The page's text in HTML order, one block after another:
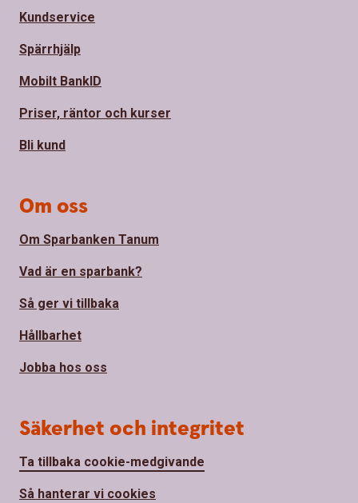
Kundservice
Spärrhjälp
Mobilt BankID
Priser, räntor och kurser
Bli kund
Om oss
Om Sparbanken Tanum
Vad är en sparbank?
Så ger vi tillbaka
Hållbarhet
Jobba hos oss
Säkerhet och integritet
Ta tillbaka cookie-medgivande
Så hanterar vi cookies